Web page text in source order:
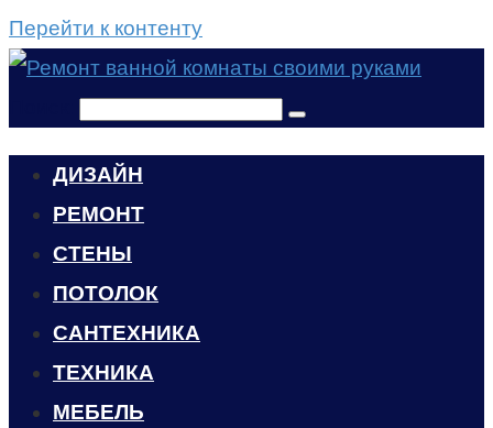
Перейти к контенту
ДИЗАЙН
РЕМОНТ
СТЕНЫ
ПОТОЛОК
САНТЕХНИКА
ТЕХНИКА
МЕБЕЛЬ